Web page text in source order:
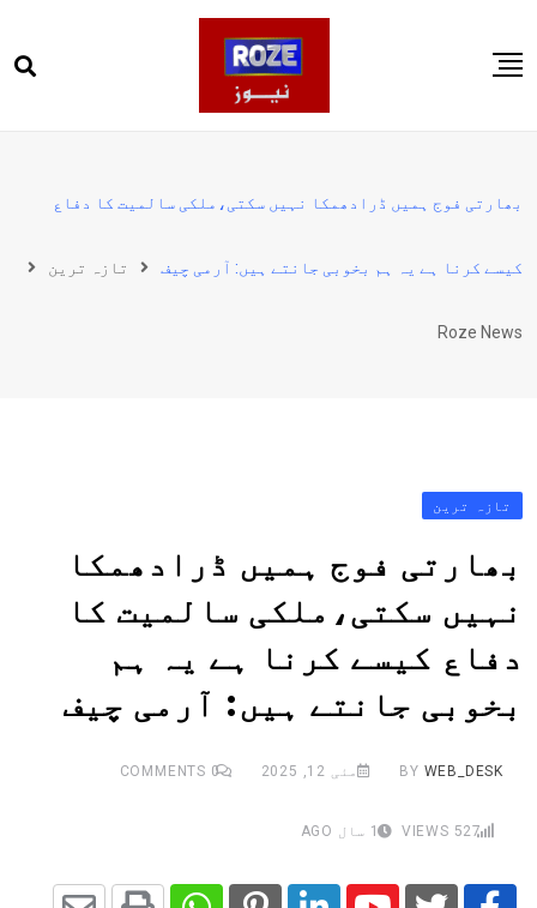
to
پاکستان
کھیل
ویڈیوز
بھارتی فوج ہمیں ڈرادھمکا نہیں سکتی،ملکی سالمیت کا دفاع
کیسے کرنا ہے یہ ہم بخوبی جانتے ہیں: آرمی چیف تازہ ترین
Roze News
تازہ ترین
بھارتی فوج ہمیں ڈرادھمکا
نہیں سکتی،ملکی سالمیت کا
دفاع کیسے کرنا ہے یہ ہم
بخوبی جانتے ہیں: آرمی چیف
BY WEB_DESK مئی 12, 2025 0
527 1 سال AGO